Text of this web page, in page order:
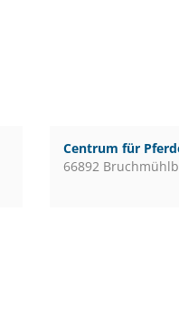
Centrum für
66892